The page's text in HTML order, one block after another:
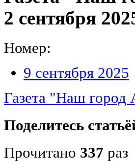
2 сентября
Номер:
9 сентября 2025
Газета "Наш
Поделитесь
Прочитано 337 раз